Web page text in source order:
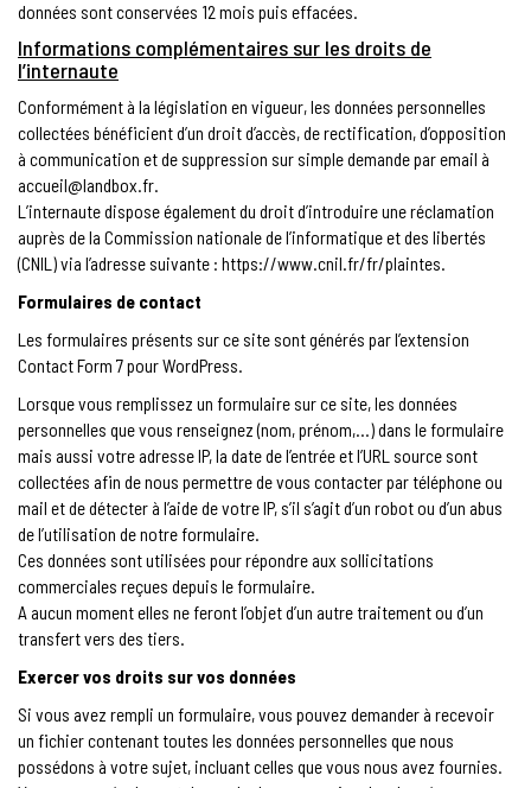
données sont conservées 12 mois puis effacées.
Informations complémentaires sur les droits de
l’internaute
Conformément à la législation en vigueur, les données personnelles
collectées bénéficient d’un droit d’accès, de rectification, d’opposition
à communication et de suppression sur simple demande par email à
accueil@landbox.fr.
L’internaute dispose également du droit d’introduire une réclamation
auprès de la Commission nationale de l’informatique et des libertés
(CNIL) via l’adresse suivante : https://www.cnil.fr/fr/plaintes.
Formulaires de contact
Les formulaires présents sur ce site sont générés par l’extension
Contact Form 7 pour WordPress.
Lorsque vous remplissez un formulaire sur ce site, les données
personnelles que vous renseignez (nom, prénom,…) dans le formulaire
mais aussi votre adresse IP, la date de l’entrée et l’URL source sont
collectées afin de nous permettre de vous contacter par téléphone ou
mail et de détecter à l’aide de votre IP, s’il s’agit d’un robot ou d’un abus
de l’utilisation de notre formulaire.
Ces données sont utilisées pour répondre aux sollicitations
commerciales reçues depuis le formulaire.
A aucun moment elles ne feront l’objet d’un autre traitement ou d’un
transfert vers des tiers.
Exercer vos droits sur vos données
Si vous avez rempli un formulaire, vous pouvez demander à recevoir
un fichier contenant toutes les données personnelles que nous
possédons à votre sujet, incluant celles que vous nous avez fournies.